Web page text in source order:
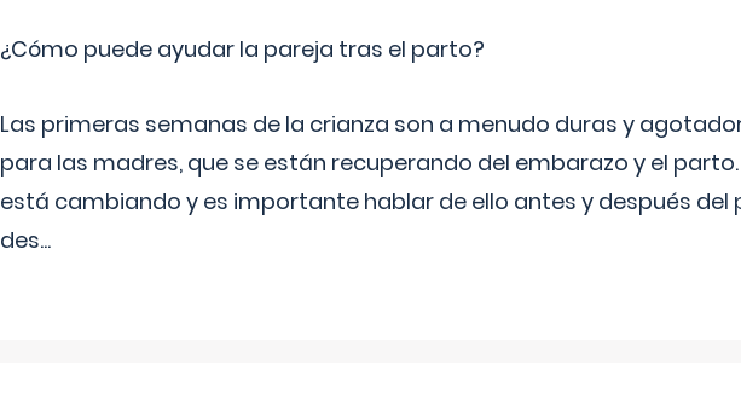
¿Cómo puede ayudar la pareja tras el parto?
Las primeras semanas de la crianza son a menudo duras y
para las madres, que se están recuperando del embarazo y el
está cambiando y es importante hablar de ello antes y después
des...